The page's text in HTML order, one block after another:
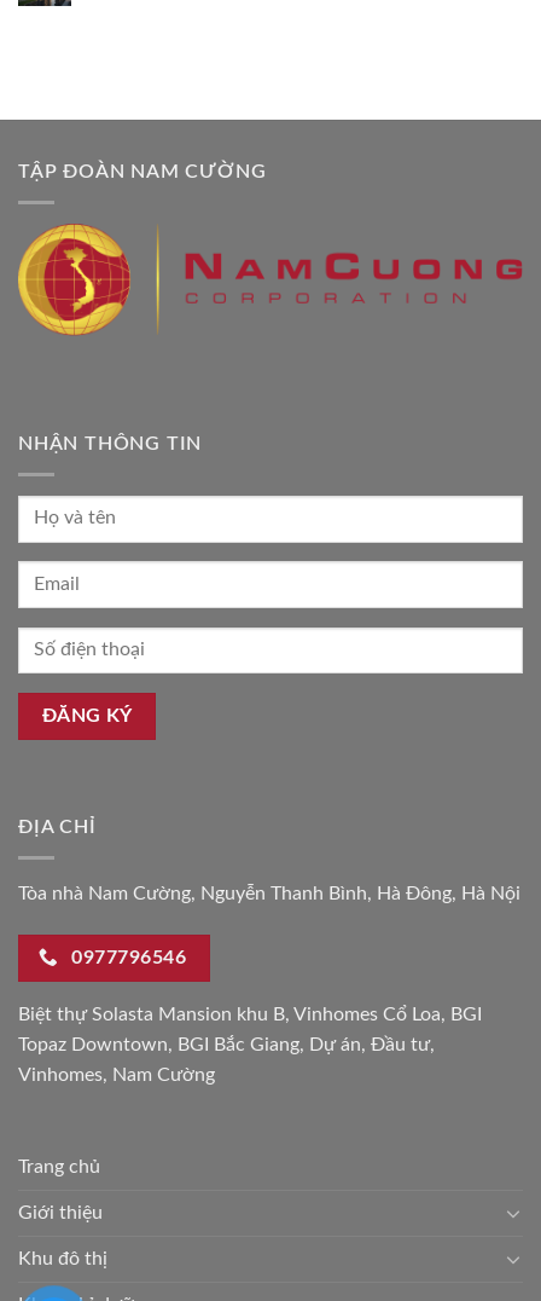
TẬP ĐOÀN NAM CƯỜNG
NHẬN THÔNG TIN
ĐỊA CHỈ
Tòa nhà Nam Cường, Nguyễn Thanh Bình, Hà Đông, Hà Nội
0977796546
Biệt thự Solasta Mansion khu B, Vinhomes Cổ Loa, BGI
Topaz Downtown, BGI Bắc Giang, Dự án, Đầu tư,
Vinhomes, Nam Cường
Trang chủ
Giới thiệu
Khu đô thị